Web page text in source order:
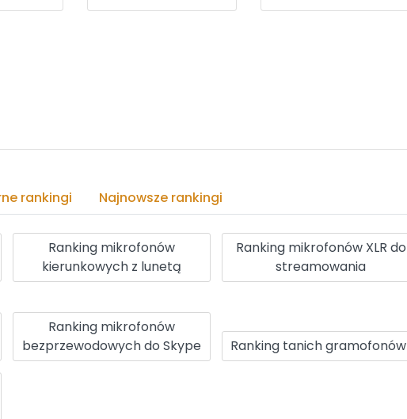
rankingi Najnowsze rankingi
Ranking mikrofonów
kierunkowych z lunetą
Ranking mikrofonów XLR do
streamowania
Ranking mikrofonów
bezprzewodowych do Skype
Ranking tanich gramofonów